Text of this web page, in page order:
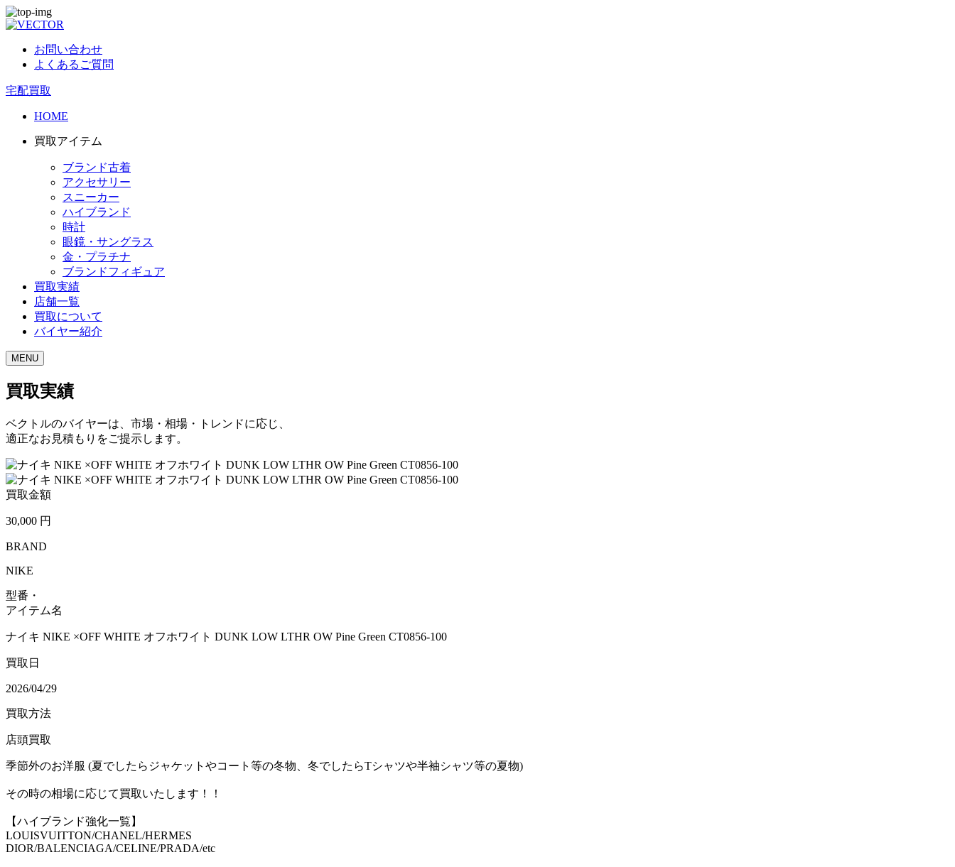
お問い合わせ
よくあるご質問
宅配買取
HOME
買取アイテム
ブランド古着
アクセサリー
スニーカー
ハイブランド
時計
眼鏡・サングラス
金・プラチナ
ブランドフィギュア
買取実績
店舗一覧
買取について
バイヤー紹介
MENU
買取実績
ベクトルのバイヤーは、市場・相場・トレンドに応じ、
適正なお見積もりをご提示します。
買取金額
30,000 円
BRAND
NIKE
型番・
アイテム名
ナイキ NIKE ×OFF WHITE オフホワイト DUNK LOW LTHR OW Pine Green CT0856-100
買取日
2026/04/29
買取方法
店頭買取
季節外のお洋服 (夏でしたらジャケットやコート等の冬物、冬でしたらTシャツや半袖シャツ等の夏物)
その時の相場に応じて買取いたします！！
【ハイブランド強化一覧】
LOUISVUITTON/CHANEL/HERMES
DIOR/BALENCIAGA/CELINE/PRADA/etc